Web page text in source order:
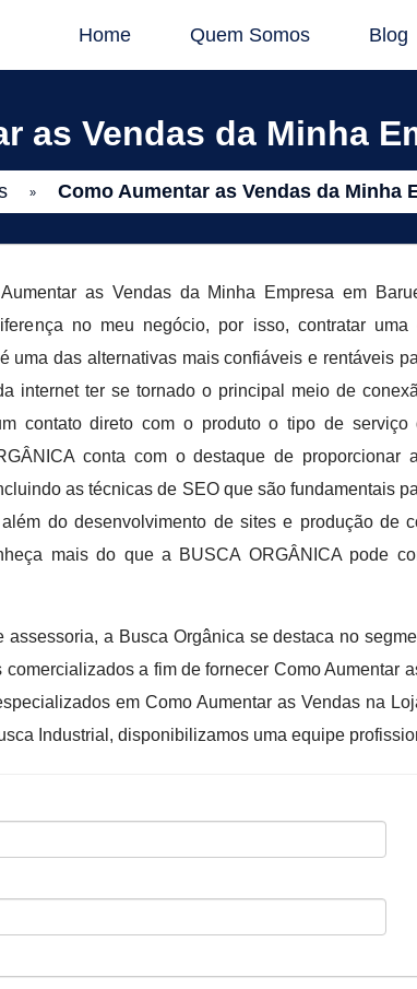
Home Quem Somos Blog
as Vendas da Minha
» Como Aumentar as Vendas da Minha
as Vendas da Minha Empresa em
no meu negócio, por isso, contratar uma
uma das alternativas mais confiáveis e rentáveis
internet ter se tornado o principal meio de
contato direto com o produto o tipo de serviço
conta com o destaque de proporcionar
as técnicas de SEO que são fundamentais
do desenvolvimento de sites e produção de
mais do que a BUSCA ORGÂNICA pode
assessoria, a Busca Orgânica se destaca no
a fim de fornecer Como
em Como Aumentar as Vendas na
Industrial, disponibilizamos uma equipe